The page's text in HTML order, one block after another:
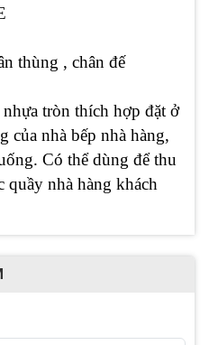
thùng , chân đế
tròn thích hợp đặt ở
của nhà bếp nhà hàng,
Có thể dùng để thu
quầy nhà hàng khách